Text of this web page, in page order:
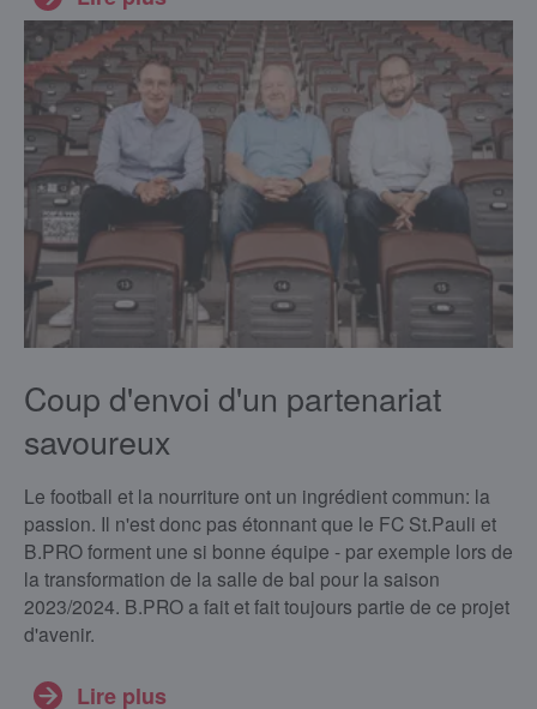
Coup d'envoi d'un partenariat
savoureux
Le football et la nourriture ont un ingrédient commun: la
passion. Il n'est donc pas étonnant que le FC St.Pauli et
B.PRO forment une si bonne équipe - par exemple lors de
la transformation de la salle de bal pour la saison
2023/2024. B.PRO a fait et fait toujours partie de ce projet
d'avenir.
Lire plus